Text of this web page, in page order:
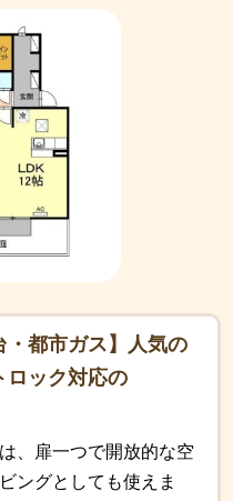
・都市ガス】人気の
ロック対応の
、扉一つで開放的な空
ングとしても使えま